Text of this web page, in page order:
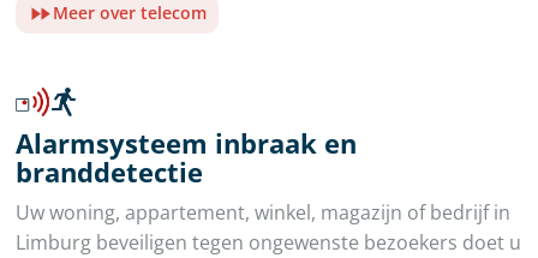
Meer over telecom
Alarmsysteem inbraak en
branddetectie
Uw woning, appartement, winkel, magazijn of bedrijf in
Limburg beveiligen tegen ongewenste bezoekers doet u